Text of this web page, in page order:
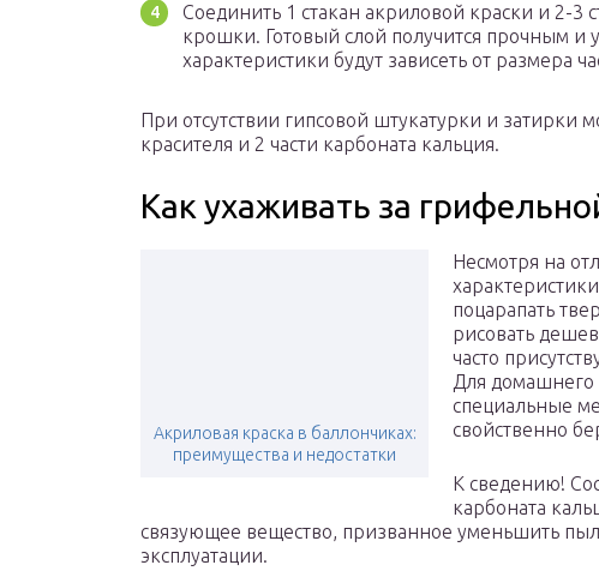
Соединить 1 стакан акриловой краски и 2-3
крошки. Готовый слой получится прочным и
характеристики будут зависеть от размера
При отсутствии гипсовой штукатурки и затирки
красителя и 2 части карбоната кальция.
Как ухаживать за
Акриловая краска в баллончиках:
преимущества и недостатки
Несмотря на
поцарапать
рисовать
часто
Для
специальные
свойственно
К сведению!
карбоната
связующее вещество, призванное уменьшить
эксплуатации.